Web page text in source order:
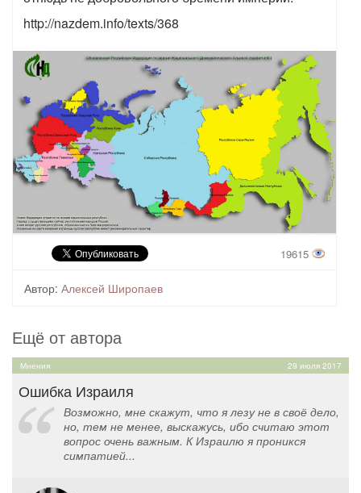
http://nazdem.info/texts/368
19615
Автор: Алексей Широпаев
Ещё от автора
Мнения 29 июля 2017
Ошибка Израиля
Возможно, мне скажут, что я лезу не в своё дело,
но, тем не менее, выскажусь, ибо считаю этот
вопрос очень важным. К Израилю я проникся
симпатией...